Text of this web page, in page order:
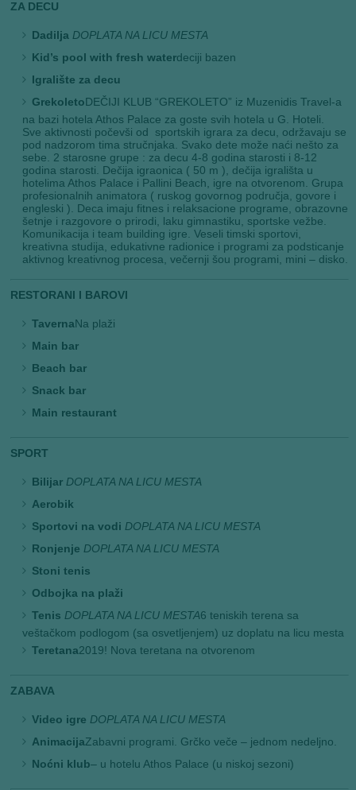
ZA DECU
Dadilja DOPLATA NA LICU MESTA
Kid’s pool with fresh waterdeciji bazen
Igralište za decu
GrekoletoDEČIJI KLUB “GREKOLETO” iz Muzenidis Travel-a
na bazi hotela Athos Palace za goste svih hotela u G. Hoteli.
Sve aktivnosti počevši od sportskih igrara za decu, održavaju se
pod nadzorom tima stručnjaka. Svako dete može naći nešto za
sebe. 2 starosne grupe : za decu 4-8 godina starosti i 8-12
godina starosti. Dečija igraonica ( 50 m ), dečija igrališta u
hotelima Athos Palace i Pallini Beach, igre na otvorenom. Grupa
profesionalnih animatora ( ruskog govornog područja, govore i
engleski ). Deca imaju fitnes i relaksacione programe, obrazovne
šetnje i razgovore o prirodi, laku gimnastiku, sportske vežbe.
Komunikacija i team building igre. Veseli timski sportovi,
kreativna studija, edukativne radionice i programi za podsticanje
aktivnog kreativnog procesa, večernji šou programi, mini – disko.
RESTORANI I BAROVI
TavernaNa plaži
Main bar
Beach bar
Snack bar
Main restaurant
SPORT
Bilijar DOPLATA NA LICU MESTA
Aerobik
Sportovi na vodi DOPLATA NA LICU MESTA
Ronjenje DOPLATA NA LICU MESTA
Stoni tenis
Odbojka na plaži
Tenis DOPLATA NA LICU MESTA6 teniskih terena sa
veštačkom podlogom (sa osvetljenjem) uz doplatu na licu mesta
Teretana2019! Nova teretana na otvorenom
ZABAVA
Video igre DOPLATA NA LICU MESTA
AnimacijaZabavni programi. Grčko veče – jednom nedeljno.
Noćni klub– u hotelu Athos Palace (u niskoj sezoni)